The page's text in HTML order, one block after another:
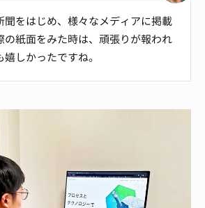
聞をはじめ、様々なメディアに掲載
の紙面をみた時は、頑張りが報われ
しかったですね。